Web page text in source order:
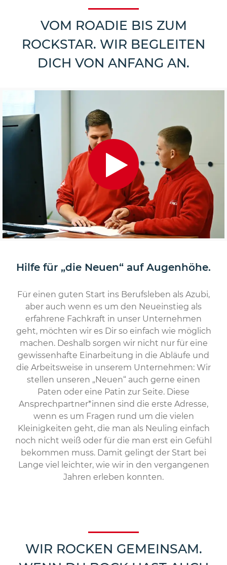
VOM ROADIE BIS ZUM
ROCKSTAR. WIR BEGLEITEN
DICH VON ANFANG AN.
Hilfe für „die Neuen“ auf Augenhöhe.
Für einen guten Start ins Berufsleben als Azubi,
aber auch wenn es um den Neueinstieg als
erfahrene Fachkraft in unser Unternehmen
geht, möchten wir es Dir so einfach wie möglich
machen. Deshalb sorgen wir nicht nur für eine
gewissenhafte Einarbeitung in die Abläufe und
die Arbeitsweise in unserem Unternehmen: Wir
stellen unseren „Neuen“ auch gerne einen
Paten oder eine Patin zur Seite. Diese
Ansprechpartner*innen sind die erste Adresse,
wenn es um Fragen rund um die vielen
Kleinigkeiten geht, die man als Neuling einfach
noch nicht weiß oder für die man erst ein Gefühl
bekommen muss. Damit gelingt der Start bei
Lange viel leichter, wie wir in den vergangenen
Jahren erleben konnten.
WIR ROCKEN GEMEINSAM.